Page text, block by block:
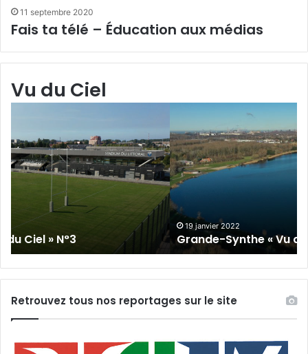
11 septembre 2020
Fais ta télé – Éducation aux médias
Vu du Ciel
« Vu
du
Ciel »
19 janvier 2022
Grande-Synthe « Vu du Ciel » N°2
«
du
Retrouvez tous nos reportages sur le site